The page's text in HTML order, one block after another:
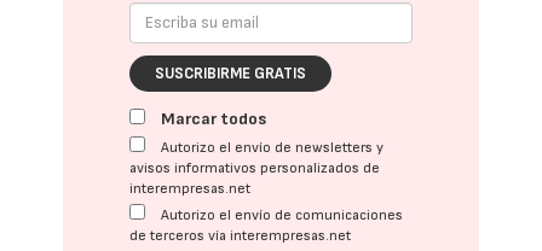
SUSCRIBIRME GRATIS
Marcar todos
Autorizo el envío de newsletters y
avisos informativos personalizados de
interempresas.net
Autorizo el envío de comunicaciones
de terceros vía interempresas.net